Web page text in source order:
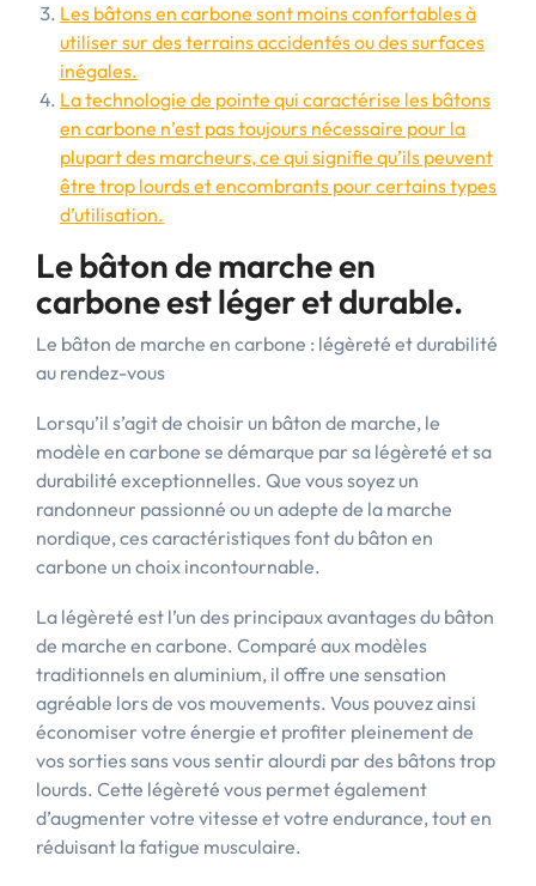
Les bâtons en carbone sont moins confortables à
utiliser sur des terrains accidentés ou des surfaces
inégales.
La technologie de pointe qui caractérise les bâtons
en carbone n’est pas toujours nécessaire pour la
plupart des marcheurs, ce qui signifie qu’ils peuvent
être trop lourds et encombrants pour certains types
d’utilisation.
Le bâton de marche en
carbone est léger et durable.
Le bâton de marche en carbone : légèreté et durabilité
au rendez-vous
Lorsqu’il s’agit de choisir un bâton de marche, le
modèle en carbone se démarque par sa légèreté et sa
durabilité exceptionnelles. Que vous soyez un
randonneur passionné ou un adepte de la marche
nordique, ces caractéristiques font du bâton en
carbone un choix incontournable.
La légèreté est l’un des principaux avantages du bâton
de marche en carbone. Comparé aux modèles
traditionnels en aluminium, il offre une sensation
agréable lors de vos mouvements. Vous pouvez ainsi
économiser votre énergie et profiter pleinement de
vos sorties sans vous sentir alourdi par des bâtons trop
lourds. Cette légèreté vous permet également
d’augmenter votre vitesse et votre endurance, tout en
réduisant la fatigue musculaire.